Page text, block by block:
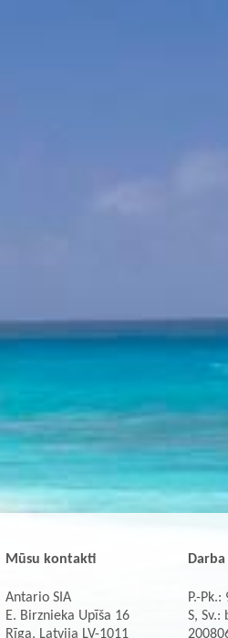
Mūsu kontakti
Antario SIA
E. Birznieka Upīša 16
Rīga, Latvija LV-1011
P.-
S,